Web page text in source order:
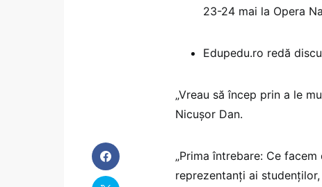
23-24 mai la Opera
Edupedu.ro redă
„Vreau să încep prin a le
Nicușor Dan.
„Prima întrebare: Ce
reprezentanți ai